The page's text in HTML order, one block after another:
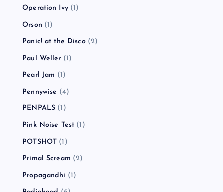
Operation Ivy(1)
Orson (1)
Panic! at the Disco(2)
Paul Weller (1)
Pearl Jam (1)
Pennywise (4)
PENPALS (1)
Pink Noise Test (1)
POTSHOT (1)
Primal Scream (2)
Propagandhi (1)